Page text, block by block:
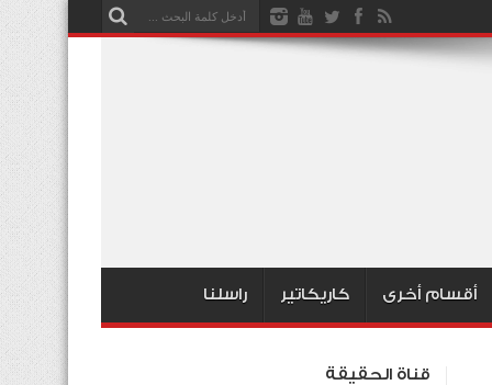
أقسام أخرى كاريكاتير راسلنا
قناة الحقيقة